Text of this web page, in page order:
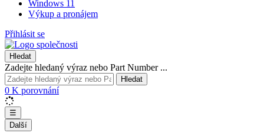
Windows 11
Výkup a pronájem
Přihlásit se
Hledat
Zadejte hledaný výraz nebo Part Number ...
Hledat
0 K porovnání
☰
Další